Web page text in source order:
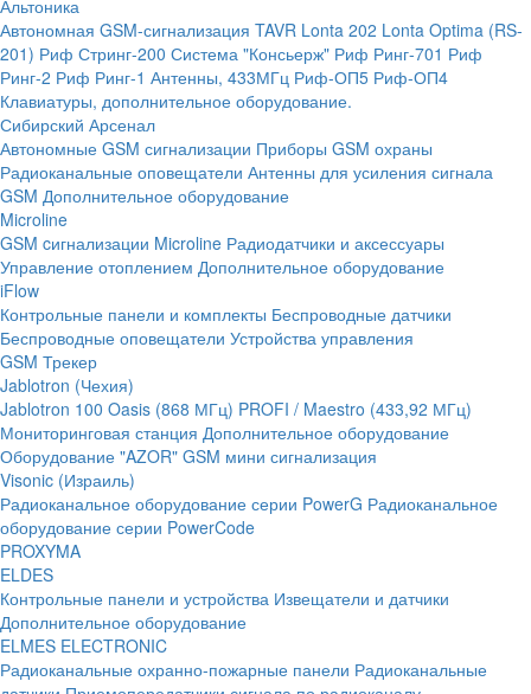
Альтоника
Автономная GSM-сигнализация TAVR Lonta 202 Lonta Optima (RS-
201) Риф Стринг-200 Система "Консьерж" Риф Ринг-701 Риф
Ринг-2 Риф Ринг-1 Антенны, 433МГц Риф-ОП5 Риф-ОП4
Клавиатуры, дополнительное оборудование.
Сибирский Арсенал
Автономные GSM сигнализации Приборы GSM охраны
Радиоканальные оповещатели Антенны для усиления сигнала
GSM Дополнительное оборудование
Microline
GSM cигнализации Microline Радиодатчики и аксессуары
Управление отоплением Дополнительное оборудование
iFlow
Контрольные панели и комплекты Беспроводные датчики
Беспроводные оповещатели Устройства управления
GSM Трекер
Jablotron (Чехия)
Jablotron 100 Oasis (868 МГц) PROFI / Maestro (433,92 МГц)
Мониторинговая станция Дополнительное оборудование
Оборудование "AZOR" GSM мини сигнализация
Visonic (Израиль)
Радиоканальное оборудование серии PowerG Радиоканальное
оборудование серии PowerCode
PROXYMA
ELDES
Контрольные панели и устройства Извещатели и датчики
Дополнительное оборудование
ELMES ELECTRONIC
Радиоканальные охранно-пожарные панели Радиоканальные